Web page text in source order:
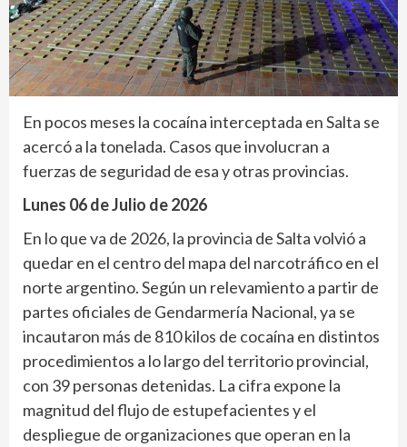
En pocos meses la cocaína interceptada en Salta se
acercó a la tonelada. Casos que involucran a
fuerzas de seguridad de esa y otras provincias.
Lunes 06 de Julio de 2026
En lo que va de 2026, la provincia de Salta volvió a
quedar en el centro del mapa del narcotráfico en el
norte argentino. Según un relevamiento a partir de
partes oficiales de Gendarmería Nacional, ya se
incautaron más de 810 kilos de cocaína en distintos
procedimientos a lo largo del territorio provincial,
con 39 personas detenidas. La cifra expone la
magnitud del flujo de estupefacientes y el
despliegue de organizaciones que operan en la